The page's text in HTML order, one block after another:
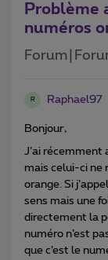
Problème
numéros
R Raphael97
Bonjour,
J’ai récemment
mais celui-ci ne
orange. Si
sens mais une
directement la
numéro n’est
que c’est le